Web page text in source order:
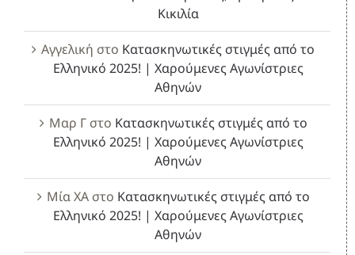
Κικιλία
Αγγελική στο Κατασκηνωτικές στιγμές από το
Ελληνικό 2025! | Χαρούμενες Αγωνίστριες
Αθηνών
Μαρ Γστο Κατασκηνωτικές στιγμές από το
Ελληνικό 2025! | Χαρούμενες Αγωνίστριες
Αθηνών
Μία ΧΑστο Κατασκηνωτικές στιγμές από το
Ελληνικό 2025! | Χαρούμενες Αγωνίστριες
Αθηνών